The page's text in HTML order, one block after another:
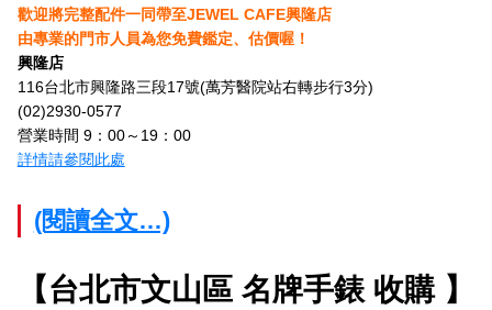
歡迎將完整配件一同帶至JEWEL CAFE興隆店
由專業的門市人員為您免費鑑定、估價喔！
興隆店
116台北市興隆路三段17號(萬芳醫院站右轉步行3分)
(02)2930-0577
營業時間 9：00～19：00
詳情請參閱此處
(閱讀全文…)
【台北市文山區 名牌手錶 收購 】